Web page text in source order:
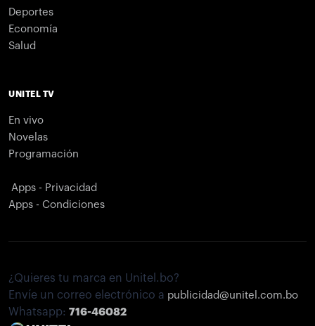
Deportes
Economía
Salud
UNITEL TV
En vivo
Novelas
Programación
Apps - Privacidad
Apps - Condiciones
¿Quieres tu marca en Unitel.bo?
Envíe un correo electrónico a publicidad@unitel.com.bo
Whatsapp: 716-46082